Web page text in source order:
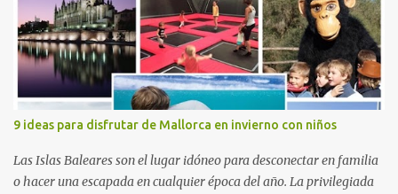
Anna Llort, adjunta del Servicio de Oncología Pediátrica del
Hospital Vall d’Hebron e investigadora del grupo de Investigación
Traslacional en Cáncer en la Infancia y la Adolescencia del Vall
d’Hebron Instituto de Investigación (VHIR); Anna Saló, psicóloga
del Servicio de Oncología Pediátrica del Vall d’Hebron y del grupo
de Investigación Traslacional en Cáncer en la Infancia y la
Adolescencia del VHIR y Teresa Xipell, fisioterapeuta y directora de
hipoterapia en la Fundación Federica Cerdá. Imágenes cortesía de
asesoría de ...
9 ideas para disfrutar de Mallorca en invierno con niños
Las Islas Baleares son el lugar idóneo para desconectar en familia
o hacer una escapada en cualquier época del año. La privilegiada